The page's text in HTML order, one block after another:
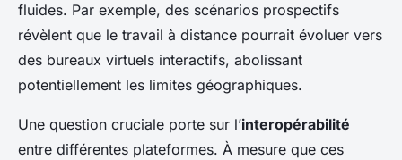
fluides. Par exemple, des scénarios prospectifs
révèlent que le travail à distance pourrait évoluer vers
des bureaux virtuels interactifs, abolissant
potentiellement les limites géographiques.
Une question cruciale porte sur l’interopérabilité
entre différentes plateformes. À mesure que ces